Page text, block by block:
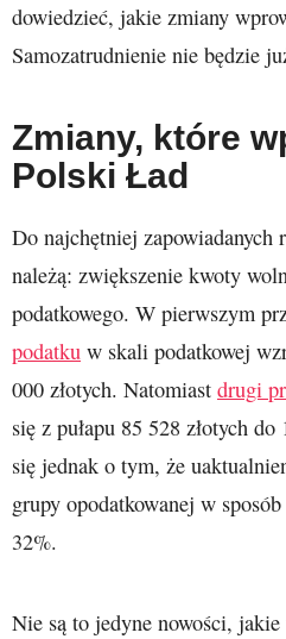
dowiedzieć, jakie zmiany
Samozatrudnienie nie będzie
Zmiany, które
Polski Ład
Do najchętniej zapowiadanych
należą: zwiększenie kwoty
podatkowego. W pierwszym
podatku w skali podatkowej
000 złotych. Natomiast drugi
się z pułapu 85 528 złotych
się jednak o tym, że
grupy opodatkowanej w
32%.
Nie są to jedyne nowości,